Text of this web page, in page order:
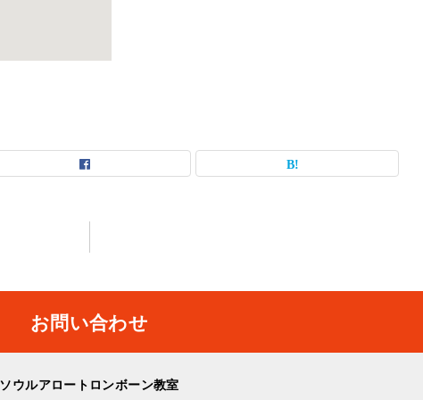
お問い合わせ
ソウルアロートロンボーン教室